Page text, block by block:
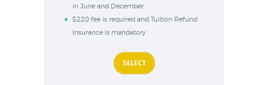
in June and December
$220 fee is required and Tuition Refund
Insurance is mandatory
SELECT